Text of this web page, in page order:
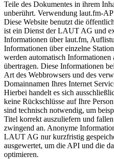
Teile des Dokumentes in ihrem
unberührt. Verwendung laut.fm-
Diese Website benutzt die
ist ein Dienst der LAUT AG und
Informationen über laut.fm,
Informationen über einzelne
werden automatisch
übertragen. Diese Informationen
Art des Webbrowsers und des
Domainnamen Ihres Internet
Hierbei handelt es sich
keine Rückschlüsse auf Ihre
sind technisch notwendig, um
Titel korrekt auszuliefern und
zwingend an. Anonyme
LAUT AG nur kurzfristig
ausgewertet, um die API und die
optimieren.